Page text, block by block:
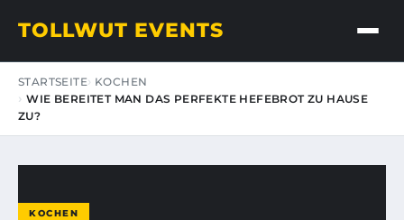
TOLLWUT EVENTS
STARTSEITE KOCHEN
WIE BEREITET MAN DAS PERFEKTE HEFEBROT ZU HAUSE
ZU?
KOCHEN